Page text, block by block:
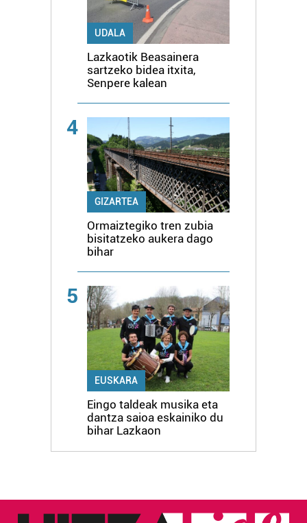
UDALA
Lazkaotik Beasainera
sartzeko bidea itxita,
Senpere kalean
4
GIZARTEA
Ormaiztegiko tren zubia
bisitatzeko aukera dago
bihar
5
EUSKARA
Eingo taldeak musika eta
dantza saioa eskainiko du
bihar Lazkaon